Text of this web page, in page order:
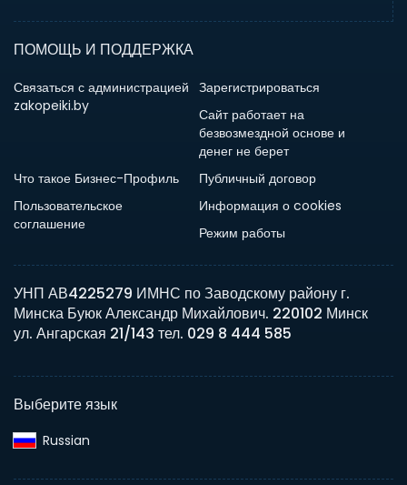
ПОМОЩЬ И ПОДДЕРЖКА
Связаться с администрацией
zakopeiki.by
Зарегистрироваться
Сайт работает на
безвозмездной основе и
денег не берет
Что такое Бизнес-Профиль
Публичный договор
Пользовательское
соглашение
Информация о cookies
Режим работы
УНП АВ4225279 ИМНС по Заводскому району г.
Минска Буюк Александр Михайлович. 220102 Минск
ул. Ангарская 21/143 тел. 029 8 444 585
Выберите язык
Russian‎